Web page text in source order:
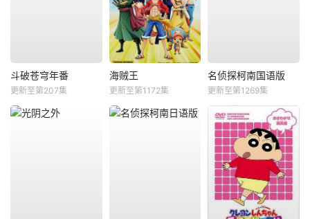
斗破苍穹年番
更新至第207集
海贼王
更新至第1172集
名侦探柯南国语版
更新至第1269集